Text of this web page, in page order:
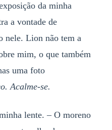
da minha
a vontade de
nele. Lion não tem a
mim, o que também
uma foto
Acalme-se.
lente. – O moreno